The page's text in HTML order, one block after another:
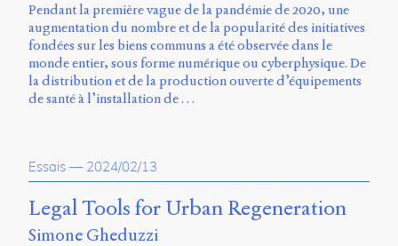
Pendant la première vague de la pandémie de 2020, une
augmentation du nombre et de la popularité des initiatives
fondées sur les biens communs a été observée dans le
monde entier, sous forme numérique ou cyberphysique. De
la distribution et de la production ouverte d’équipements
de santé à l’installation de …
Essais — 2024/02/13
Legal Tools for Urban Regeneration
Simone Gheduzzi